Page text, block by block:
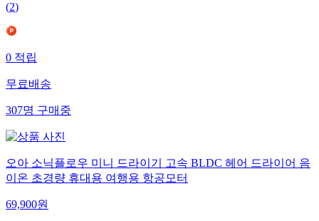
(2)
0 적립
무료배송
307명 구매중
오아 소닉플로우 미니 드라이기 고속 BLDC 헤어 드라이어 음
이온 초경량 휴대용 여행용 항공모터
69,900원